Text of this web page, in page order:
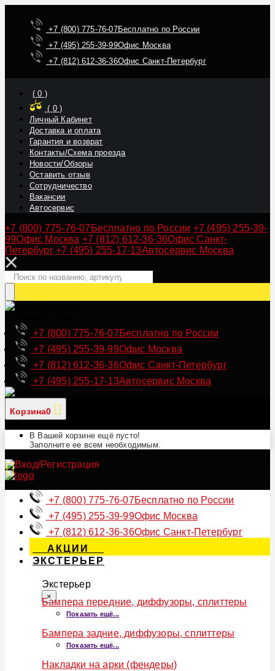
+7 (800) 775-76-07Бесплатно по России
+7 (495) 255-39-99Офис Москва
+7 (812) 612-36-36Офис Санкт-Петербург
(0 )
( 0)
Личный Кабинет
Доставка и оплата
Гарантия и возврат
Контакты/Схема проезда
Новости/Обзоры
Оставить отзыв
Сотрудничество
Вакансии
Автосервис
+7 (800) 775-76-07 Бесплатно по России +7 (495) 255-39-
99Офис Москва +7 (812) 612-36-36Офис Санкт-
Петербург +7 (495) 255-17-13Автосервис Москва
+7 (800) 775-76-07Бесплатно по России
+7 (495) 255-39-99Офис Москва
+7 (812) 612-36-36Офис Санкт-Петербург
+7 (495) 255-17-13Автосервис Москва
Корзина0
В Вашей корзине ещё пусто!
Заполните ее всем необходимым.
+7 (800) 775-76-07Бесплатно по России
+7 (495) 255-39-99Офис Москва
+7 (812) 612-36-36Офис Санкт-Петербург
АКЦИИ
ЭКСТЕРЬЕР
Экстерьер
×
Бампера передние, диффузоры, сплиттеры
Показать ещё...
Бампера задние, диффузоры, сплиттеры
Показать ещё...
Накладки на арки (фендеры)